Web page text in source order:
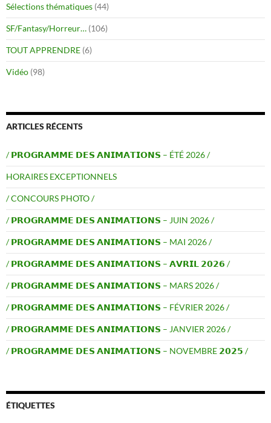
Sélections thématiques (44)
SF/Fantasy/Horreur… (106)
TOUT APPRENDRE (6)
Vidéo (98)
ARTICLES RÉCENTS
/ 𝗣𝗥𝗢𝗚𝗥𝗔𝗠𝗠𝗘 𝗗𝗘𝗦 𝗔𝗡𝗜𝗠𝗔𝗧𝗜𝗢𝗡𝗦 – ÉTÉ 2026 /
HORAIRES EXCEPTIONNELS
/ CONCOURS PHOTO /
/ 𝗣𝗥𝗢𝗚𝗥𝗔𝗠𝗠𝗘 𝗗𝗘𝗦 𝗔𝗡𝗜𝗠𝗔𝗧𝗜𝗢𝗡𝗦 – JUIN 2026 /
/ 𝗣𝗥𝗢𝗚𝗥𝗔𝗠𝗠𝗘 𝗗𝗘𝗦 𝗔𝗡𝗜𝗠𝗔𝗧𝗜𝗢𝗡𝗦 – MAI 2026 /
/ 𝗣𝗥𝗢𝗚𝗥𝗔𝗠𝗠𝗘 𝗗𝗘𝗦 𝗔𝗡𝗜𝗠𝗔𝗧𝗜𝗢𝗡𝗦 – 𝗔𝗩𝗥𝗜𝗟 𝟮𝟬𝟮𝟲 /
/ 𝗣𝗥𝗢𝗚𝗥𝗔𝗠𝗠𝗘 𝗗𝗘𝗦 𝗔𝗡𝗜𝗠𝗔𝗧𝗜𝗢𝗡𝗦 – MARS 2026 /
/ 𝗣𝗥𝗢𝗚𝗥𝗔𝗠𝗠𝗘 𝗗𝗘𝗦 𝗔𝗡𝗜𝗠𝗔𝗧𝗜𝗢𝗡𝗦 – FÉVRIER 2026 /
/ 𝗣𝗥𝗢𝗚𝗥𝗔𝗠𝗠𝗘 𝗗𝗘𝗦 𝗔𝗡𝗜𝗠𝗔𝗧𝗜𝗢𝗡𝗦 – JANVIER 2026 /
/ 𝗣𝗥𝗢𝗚𝗥𝗔𝗠𝗠𝗘 𝗗𝗘𝗦 𝗔𝗡𝗜𝗠𝗔𝗧𝗜𝗢𝗡𝗦 – NOVEMBRE 𝟮𝟬𝟮𝟱 /
ÉTIQUETTES